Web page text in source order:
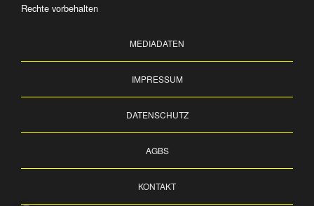
Rechte vorbehalten
MEDIADATEN
IMPRESSUM
DATENSCHUTZ
AGBS
KONTAKT